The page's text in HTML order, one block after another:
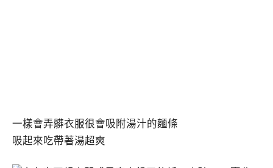
一樣會弄髒衣服很會吸附湯汁的麵條
吸起來吃帶著湯超爽